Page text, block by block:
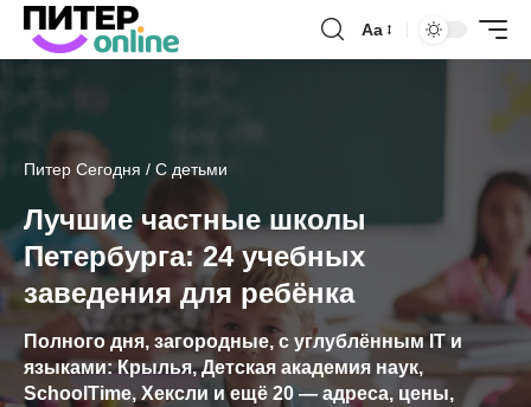
Аа
Питер Сегодня / С детьми
Лучшие частные школы
Петербурга: 24 учебных
заведения для ребёнка
Полного дня, загородные, с углублённым IT и
языками: Крылья, Детская академия наук,
SchoolTime, Хексли и ещё 20 — адреса, цены,